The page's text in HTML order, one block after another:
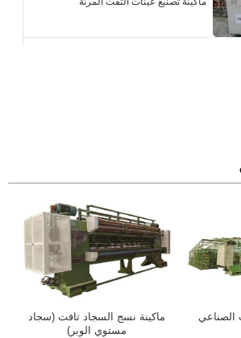
الصناعي
ماكينة نسج السجاد تافت (سجاد
مستوي الوبر)